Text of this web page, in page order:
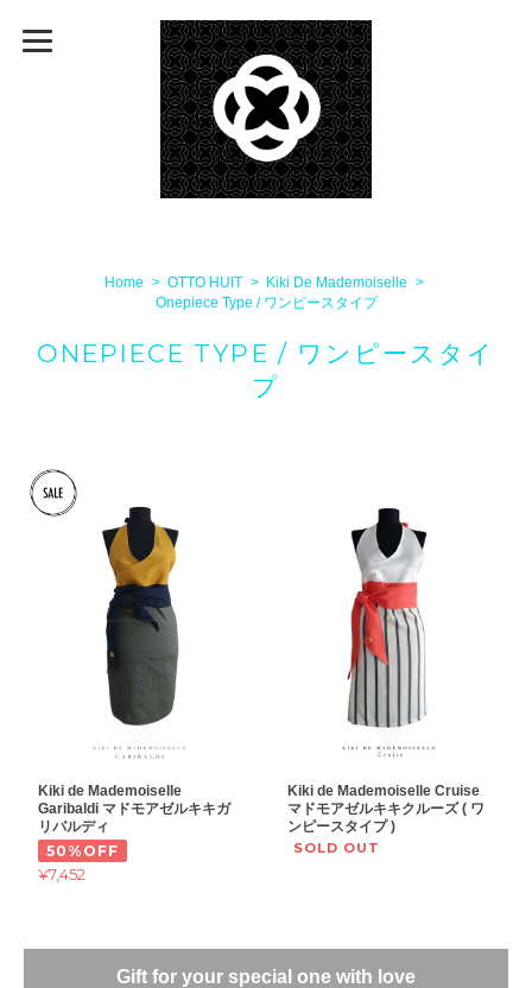
Home OTTO HUIT
Kiki De Mademoiselle
Onepiece Type / ワンピースタイプ
ONEPIECE TYPE / ワンピースタイ
プ
Kiki de Mademoiselle
Garibaldi マドモアゼルキキガ
リバルディ
50%OFF
¥7,452
Kiki de Mademoiselle Cruise
マドモアゼルキキクルーズ ( ワ
ンピースタイプ )
SOLD OUT
Gift for your special one with love